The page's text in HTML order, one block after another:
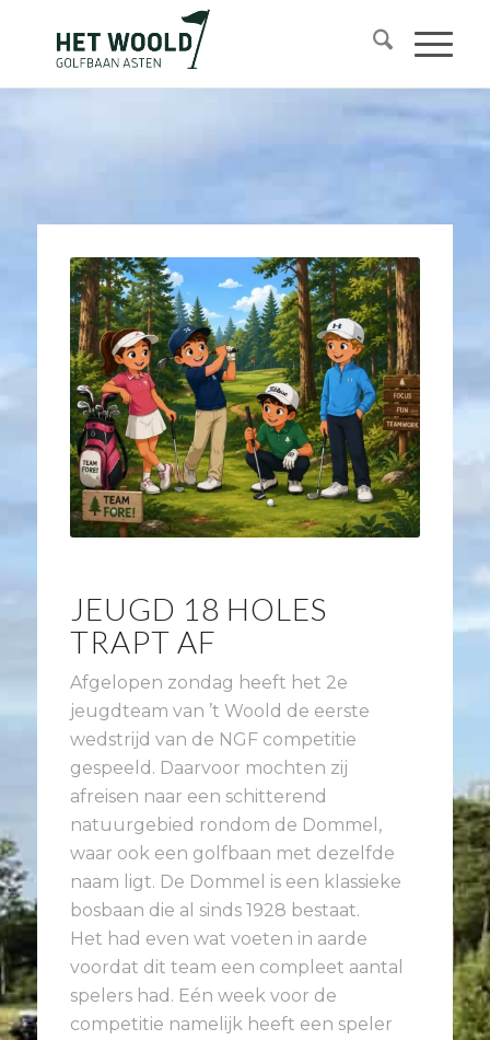
JEUGD 18 HOLES
TRAPT AF
Afgelopen zondag heeft het 2e
jeugdteam van ’t Woold de eerste
wedstrijd van de NGF competitie
gespeeld. Daarvoor mochten zij
afreisen naar een schitterend
natuurgebied rondom de Dommel,
waar ook een golfbaan met dezelfde
naam ligt. De Dommel is een klassieke
bosbaan die al sinds 1928 bestaat.
Het had even wat voeten in aarde
voordat dit team een compleet aantal
spelers had. Eén week voor de
competitie namelijk heeft een speler